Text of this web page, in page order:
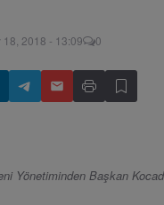
18, 2018 - 13:09 0
Yönetiminden Başkan